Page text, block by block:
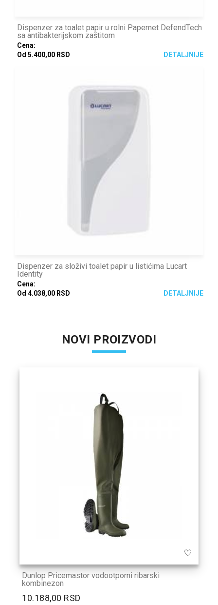
Dispenzer za toalet papir u rolni Papernet DefendTech
sa antibakterijskom zaštitom
Cena:
Od 5.400,00 RSD
DETALJNIJE
Dispenzer za složivi toalet papir u listićima Lucart
Identity
Cena:
Od 4.038,00 RSD
DETALJNIJE
NOVI PROIZVODI
Dunlop Pricemastor vodootporni ribarski
kombinezon
10.188,00 RSD